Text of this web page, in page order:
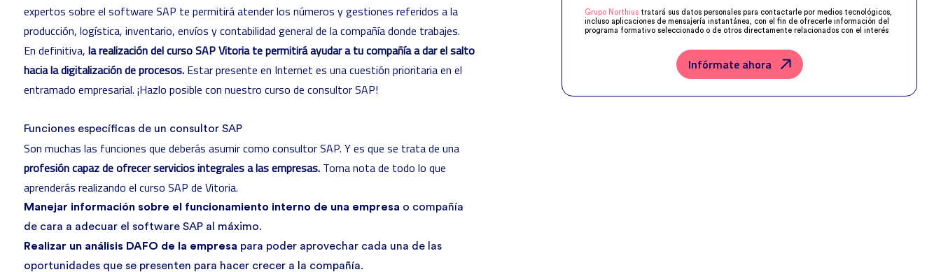
expertos sobre el software SAP te permitirá atender los números y gestiones referidos a la
producción, logística, inventario, envíos y contabilidad general de la compañía donde trabajes.
En definitiva, la realización del curso SAP Vitoria te permitirá ayudar a tu compañía a dar el salto
hacia la digitalización de procesos. Estar presente en Internet es una cuestión prioritaria en el
entramado empresarial. ¡Hazlo posible con nuestro curso de consultor SAP!
Funciones específicas de un consultor SAP
Son muchas las funciones que deberás asumir como consultor SAP. Y es que se trata de una
profesión capaz de ofrecer servicios integrales a las empresas. Toma nota de todo lo que
aprenderás realizando el curso SAP de Vitoria.
Manejar información sobre el funcionamiento interno de una empresa o compañía
de cara a adecuar el software SAP al máximo.
Realizar un análisis DAFO de la empresa para poder aprovechar cada una de las
oportunidades que se presenten para hacer crecer a la compañía.
Grupo Northius tratará sus datos personales para contactarle por medios tecnológicos,
incluso aplicaciones de mensajería instantánea, con el fin de ofrecerle información del
programa formativo seleccionado o de otros directamente relacionados con el interés
Compartiremos su solicitud con las empresas que conforman el
objeto de que estas puedan hacerle llegar la mejor oferta de productos y servicios de
acuerdo a su petición. Quedan reconocidos los derechos de acceso, rectificación,
supresión, oposición, limitación, tal y como se explica en la
Política de Privacidad
Infórmate ahora